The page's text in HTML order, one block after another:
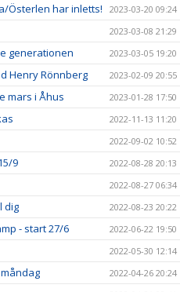
Österlen har inletts! 2023-03-20 09:24
2023-03-08 21:29
generationen 2023-03-05 19:20
Henry Rönnberg 2023-02-09 20:55
mars i Åhus 2023-01-28 17:50
2022-11-13 11:20
2022-09-02 10:52
9 2022-08-28 20:13
2022-08-27 06:34
dig 2022-08-23 20:22
- start 27/6 2022-06-22 19:50
2022-05-30 12:14
2022-04-26 20:24